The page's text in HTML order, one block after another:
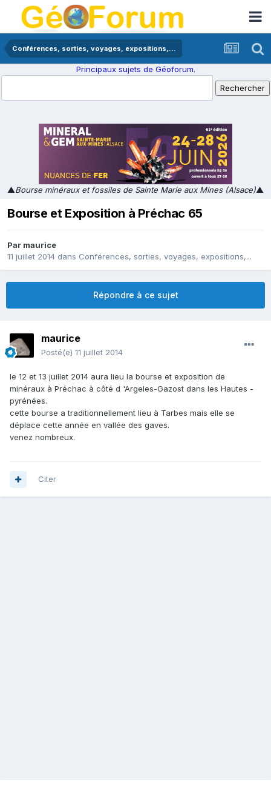
Conférences, sorties, voyages, expositions,...
Principaux sujets de Géoforum.
▲Bourse minéraux et fossiles de Sainte Marie aux Mines (Alsace)▲
Bourse et Exposition à Préchac 65
Par maurice
11 juillet 2014 dans Conférences, sorties, voyages, expositions,...
Répondre à ce sujet
maurice
Posté(e) 11 juillet 2014
le 12 et 13 juillet 2014 aura lieu la bourse et exposition de
minéraux à Préchac à côté d 'Argeles-Gazost dans les Hautes -
pyrénées.
cette bourse a traditionnellement lieu à Tarbes mais elle se
déplace cette année en vallée des gaves.
venez nombreux.
Citer